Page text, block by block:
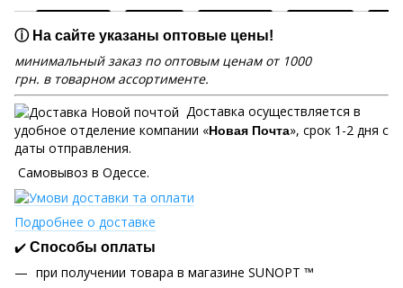
ⓘ На сайте указаны оптовые цены!
минимальный заказ по оптовым ценам от 1000
грн. в товарном ассортименте.
Доставка осуществляется в
удобное отделение компании «Новая Почта», срок 1-2 дня с
даты отправления.
Самовывоз в Одессе.
Подробнее о доставке
✔️ Способы оплаты
при получении товара в магазине SUNOPT ™